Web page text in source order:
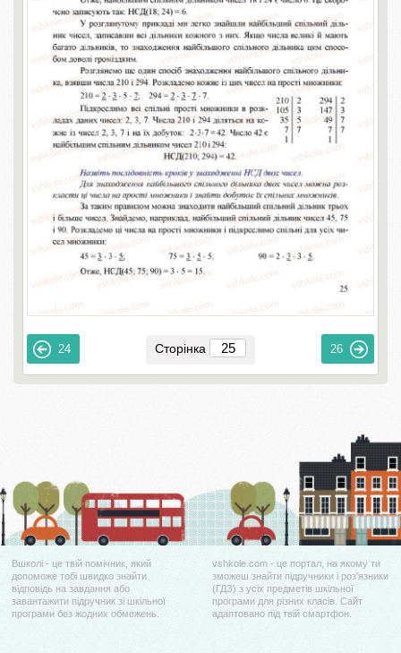
24 Сторінка 26
Вшколі - це твій помічник, який
допоможе тобі швидко знайти
відповідь на завдання або
завантажити підручник зі шкільної
програми без жодних обмежень.
vshkole.com - це портал, на якому ти
зможеш знайти підручники і роз'язники
(ГДЗ) з усіх предметів шкільної
програми для різних класів. Сайт
адаптовано під твій смартфон.